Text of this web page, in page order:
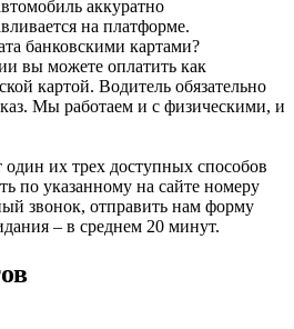
аккуратно
на платформе.
банковскими картами?
вы можете оплатить как
картой. Водитель обязательно
Мы работаем и с физическими, и
их трех доступных способов
по указанному на сайте номеру
звонок, отправить нам форму
– в среднем 20 минут.